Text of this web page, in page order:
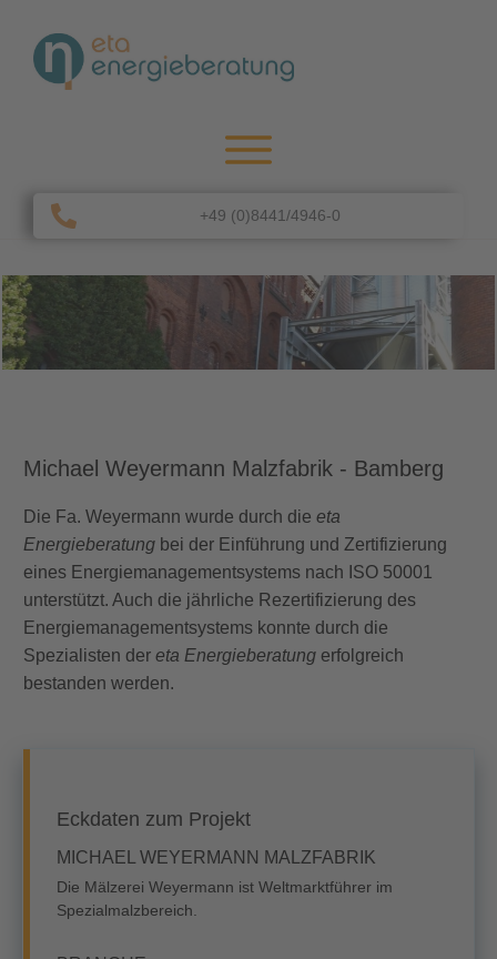
+49 (0)8441/4946-0
Michael Weyermann Malzfabrik - Bamberg
Die Fa. Weyermann wurde durch die eta
Energieberatung bei der Einführung und Zertifizierung
eines Energiemanagementsystems nach ISO 50001
unterstützt. Auch die jährliche Rezertifizierung des
Energiemanagementsystems konnte durch die
Spezialisten der eta Energieberatung erfolgreich
bestanden werden.
Eckdaten zum Projekt
MICHAEL WEYERMANN MALZFABRIK
Die Mälzerei Weyermann ist Weltmarktführer im
Spezialmalzbereich.